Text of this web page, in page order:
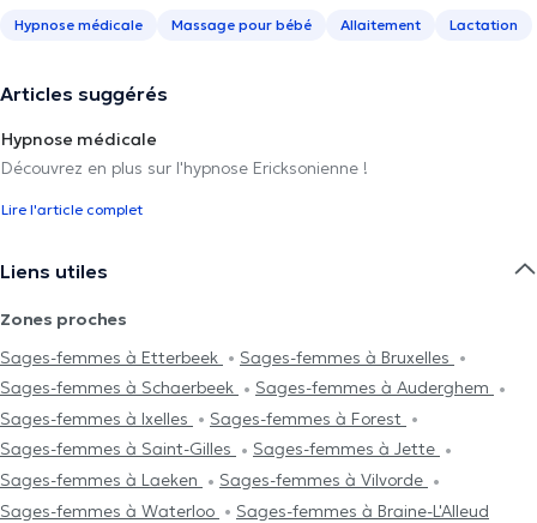
Hypnose médicale Massage pour bébé Allaitement Lactation
Articles suggérés
Hypnose médicale
Découvrez en plus sur l'hypnose Ericksonienne !
Lire l'article complet
Liens utiles
Zones proches
Sages-femmes à Etterbeek
Sages-femmes à Bruxelles
Sages-femmes à Schaerbeek
Sages-femmes à Auderghem
Sages-femmes à Ixelles
Sages-femmes à Forest
Sages-femmes à Saint-Gilles
Sages-femmes à Jette
Sages-femmes à Laeken
Sages-femmes à Vilvorde
Sages-femmes à Waterloo
Sages-femmes à Braine-L'Alleud